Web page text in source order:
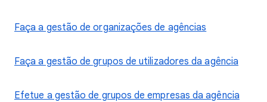
Faça a gestão de organizações de agências
Faça a gestão de grupos de utilizadores da agência
Efetue a gestão de grupos de empresas da agência